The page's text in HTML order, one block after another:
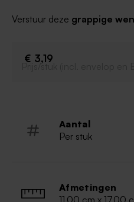
Verstuur deze grappige
een leuke en originele
jou gekozen datum.
€ 3,19
Prijs/stuk (incl. envelop en
Aantal
Per stuk
Afmetingen